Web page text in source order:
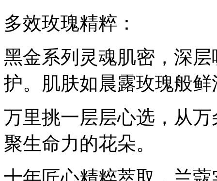
多效玫瑰精粹：
黑金系列灵魂肌密，深
护。肌肤如晨露玫瑰般
万里挑一层层心选，从
聚生命力的花朵。